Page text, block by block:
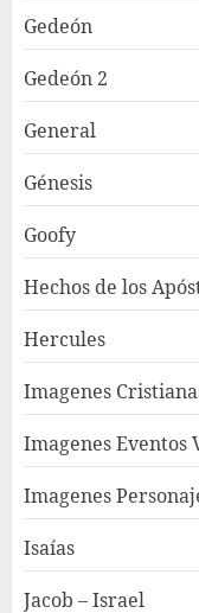
Gedeón
Gedeón 2
General
Génesis
Goofy
Hechos de los
Hercules
Imagenes
Imagenes Eventos
Imagenes
Isaías
Jacob – Israel